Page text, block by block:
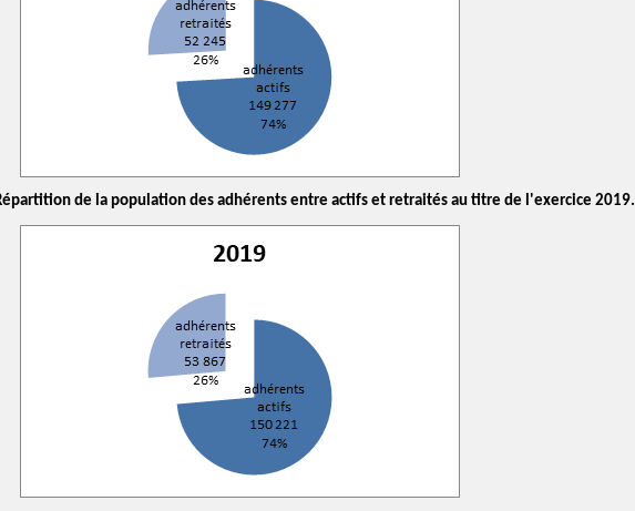
de la population des adhérents entre actifs et retraités au titre de l'exercice 2019.